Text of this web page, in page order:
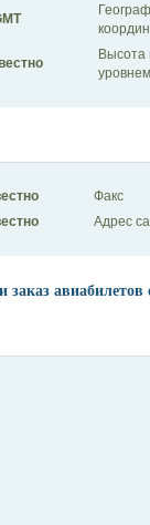
Высота
Факс
Адрес
заказ авиабилетов